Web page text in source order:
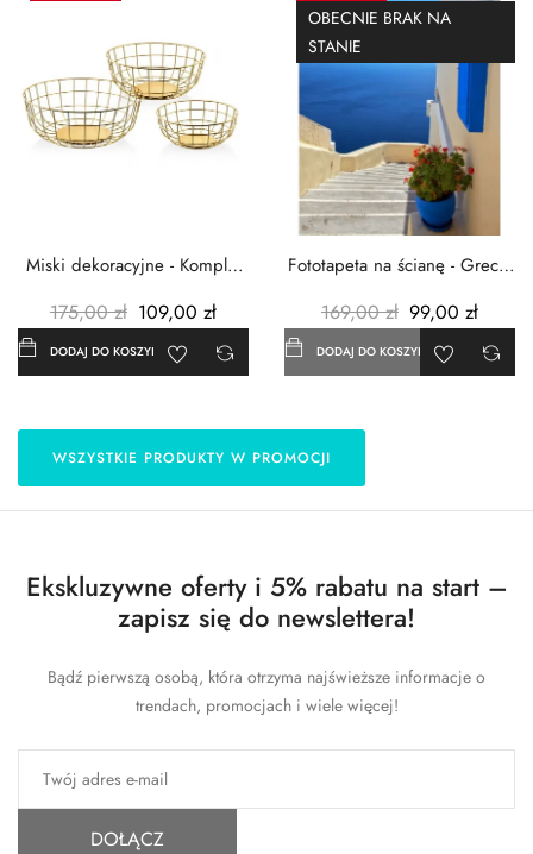
Miski dekoracyjne - Komplet
175,00 zł 109,00 zł
DODAJ DO KOSZYKA
OBECNIE BRAK NA
STANIE
Fototapeta na ścianę - Grecja
169,00 zł 99,00 zł
DODAJ DO KOSZYKA
WSZYSTKIE PRODUKTY W PROMOCJI
Ekskluzywne oferty i 5% rabatu na start –
zapisz się do newslettera!
Bądź pierwszą osobą, która otrzyma najświeższe informacje o
trendach, promocjach i wiele więcej!
DOŁĄCZ